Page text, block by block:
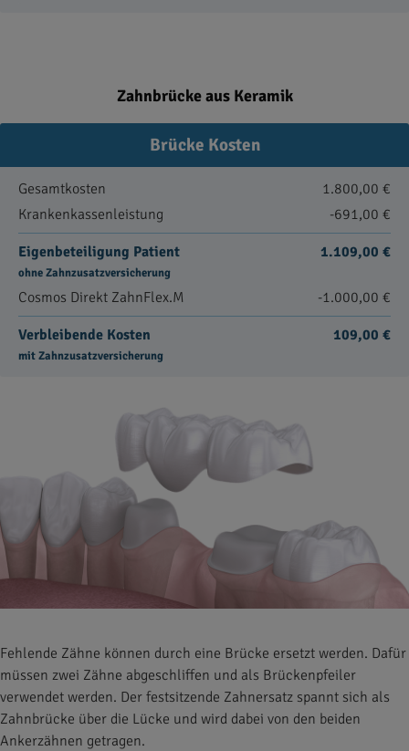
Zahnbrücke aus Keramik
Brücke Kosten
Gesamtkosten
1.800,00 €
Krankenkassenleistung
-691,00 €
Eigenbeteiligung Patient
ohne Zahnzusatzversicherung
1.109,00 €
Cosmos Direkt ZahnFlex.M -1.000,00 €
Verbleibende Kosten
mit Zahnzusatzversicherung
109,00 €
Fehlende Zähne können durch eine Brücke ersetzt werden. Dafür
müssen zwei Zähne abgeschliffen und als Brückenpfeiler
verwendet werden. Der festsitzende Zahnersatz spannt sich als
Zahnbrücke über die Lücke und wird dabei von den beiden
Ankerzähnen getragen.